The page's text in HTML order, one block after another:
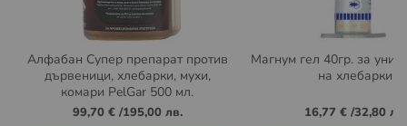
Алфабан Супер препарат против
дървеници, хлебарки, мухи,
комари PelGar 500 мл.
99,70 €/195,00 лв.
Магнум гел 40гр. за
на хлебарки
16,77 €/32,80 лв.